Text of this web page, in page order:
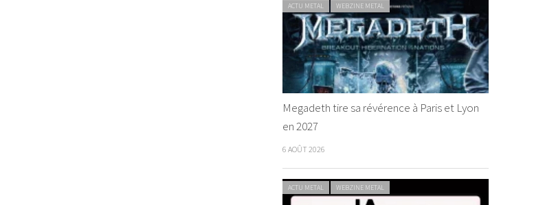
ACTU METAL WEBZINE METAL
Megadeth tire sa révérence à Paris et Lyon
en 2027
6 AOÛT 2026
ACTU METAL WEBZINE METAL